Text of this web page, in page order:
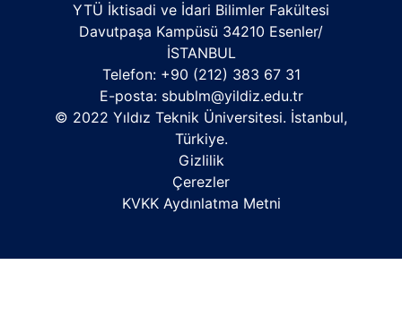
YTÜ İktisadi ve İdari Bilimler Fakültesi
Davutpaşa Kampüsü 34210 Esenler/
İSTANBUL
Telefon: +90 (212) 383 67 31
E-posta: sbublm@yildiz.edu.tr
© 2022 Yıldız Teknik Üniversitesi. İstanbul,
Türkiye.
Gizlilik
Çerezler
KVKK Aydınlatma Metni